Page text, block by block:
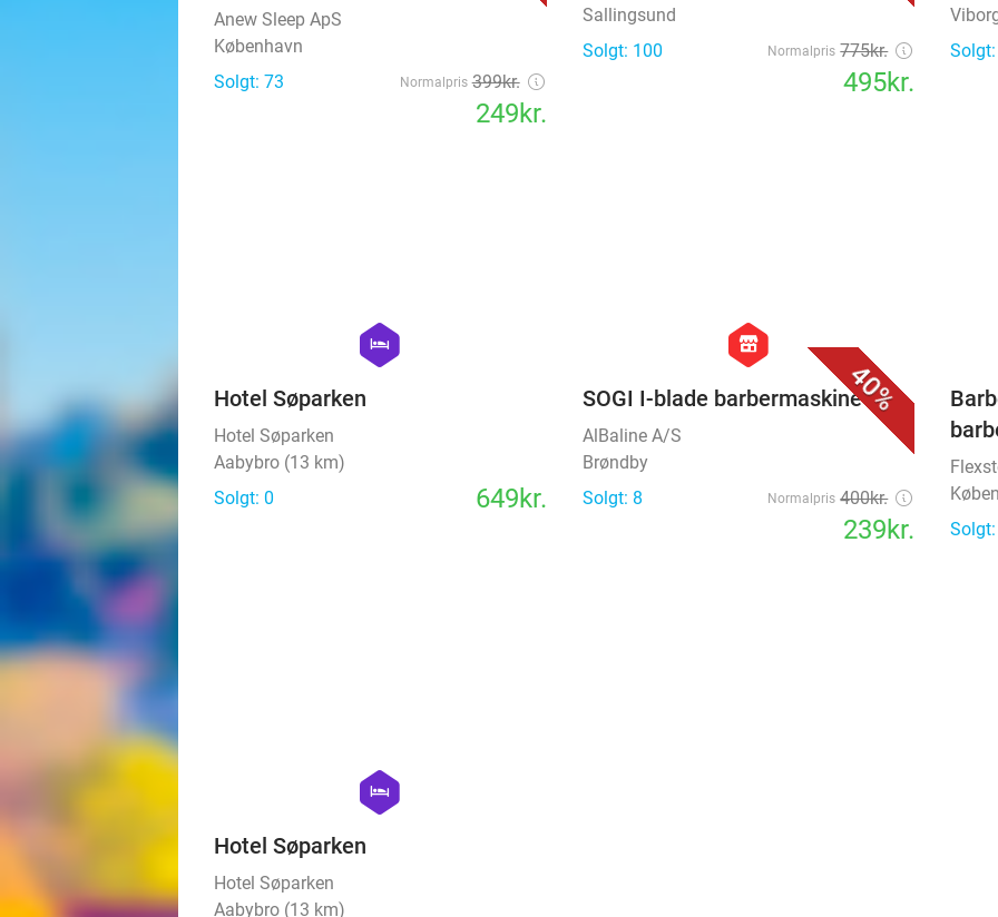
Anew Sleep ApS
København
Solgt: 73
Normalpris 399kr.
249kr.
Sallingsund
Solgt: 100
Normalpris 775kr.
495kr.
hexagon
hotel
Hotel Søparken
Hotel Søparken
Aabybro (13 km)
Solgt: 0
649kr.
40%
hexagon
store
SOGI I-blade barbermaskine
AlBaline A/S
Brøndby
Solgt: 8
Normalpris 400kr.
239kr.
hexagon
hotel
Hotel Søparken
Hotel Søparken
Aabybro (13 km)